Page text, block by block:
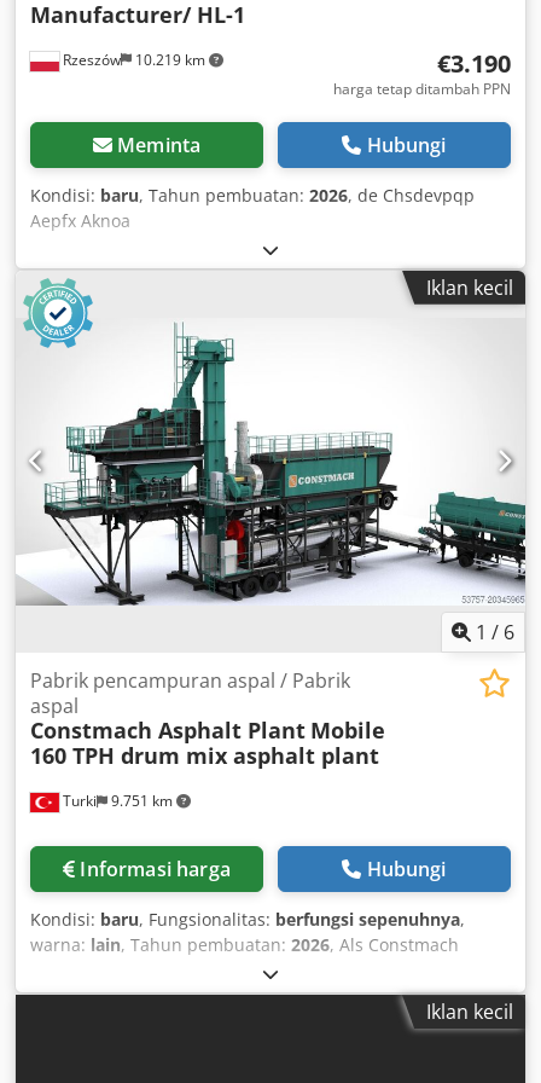
Rzeszów 10.219 km
Manufacturer/ HL-1
€3.190
harga tetap ditambah PPN
Meminta Hubungi
Kondisi: baru, Tahun pembuatan: 2026, de Chsdevpqp
Aepfx Aknoa
Iklan kecil
1 / 6
Turki 9.751 km
Pabrik pencampuran aspal / Pabrik
aspal
Constmach Asphalt Plant Mobile
160 TPH drum mix asphalt plant
Informasi harga Hubungi
Kondisi: baru, Fungsionalitas: berfungsi sepenuhnya,
warna: lain, Tahun pembuatan: 2026, Als Constmach
entwickeln wir mobile Asphaltmischanlagen, die
Flexibilität, Schnelligkeit und Effizienz für Infrastruktur-
und Straßenbauprojekte bieten. Dank ihres mobilenIklan kecil